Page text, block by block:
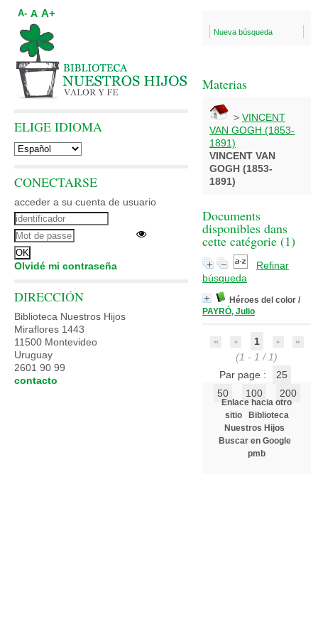
Nueva búsqueda
Materias
> VINCENT
VAN GOGH (1853-
1891)
VINCENT VAN
GOGH (1853-
1891)
Documents
disponibles dans
cette catégorie (1)
Refinar
búsqueda
Héroes del color /
PAYRÓ, Julio
1
(1 - 1 / 1)
Par page :
25
50
100 200
Enlace hacia otro
sitio
Biblioteca
Nuestros Hijos
Buscar en Google
pmb
A- A A+
ELIGE IDIOMA
CONECTARSE
acceder a su cuenta de usuario
Olvidé mi contraseña
DIRECCIÓN
Biblioteca Nuestros Hijos
Miraflores 1443
11500 Montevideo
Uruguay
2601 90 99
contacto